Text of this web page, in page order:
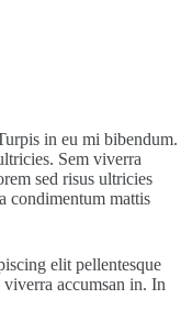
in eu mi bibendum.
Sem viverra
sed risus ultricies
condimentum mattis
elit pellentesque
accumsan in. In